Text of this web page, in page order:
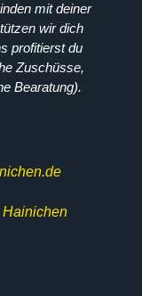
mit deiner
wir dich
profitierst du
Zuschüsse,
Bearatung).
Hainichen